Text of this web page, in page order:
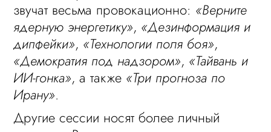
звучат весьма провокационно: «Верните
ядерную энергетику», «Дезинформация и
дипфейки», «Технологии поля боя»,
«Демократия под надзором», «Тайвань и
ИИ-гонка», а также «Три прогноза по
Ирану».
Другие сессии носят более личный